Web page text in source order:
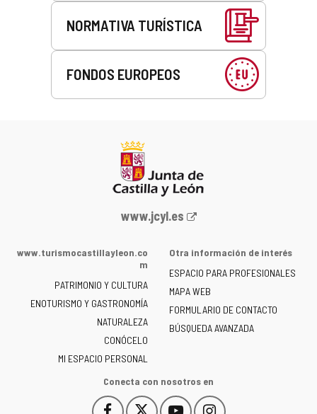
NORMATIVA TURÍSTICA
FONDOS EUROPEOS
Portal
la
de
Castilla
y
León
-
www.jcyl.es
www.turismocastillayleon.co
m
PATRIMONIO Y CULTURA
ENOTURISMO Y GASTRONOMÍA
NATURALEZA
CONÓCELO
MI ESPACIO PERSONAL
Otra información de interés
ESPACIO PARA PROFESIONALES
MAPA WEB
FORMULARIO DE CONTACTO
BÚSQUEDA AVANZADA
Conecta con nosotros en
Facebook YouTubeInstagram